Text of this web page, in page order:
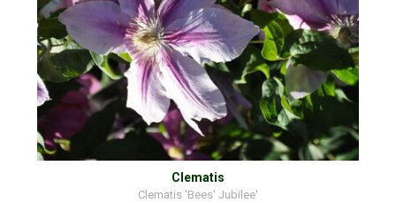
Clematis
Clematis 'Bees' Jubilee'